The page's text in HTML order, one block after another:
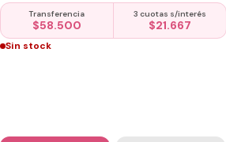
Transferencia
$58.500
3 cuotas s/interés
$21.667
Sin stock